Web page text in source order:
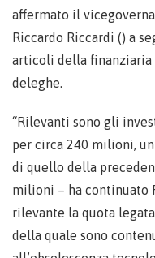
affermato il
Riccardo Riccardi () a
articoli della
deleghe.
“Rilevanti sono gli
per circa 240 milioni,
di quello della
milioni – ha continuato
rilevante la quota
della quale sono